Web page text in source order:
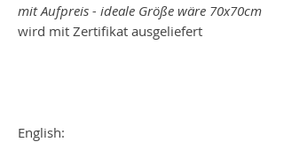
mit Aufpreis - ideale Größe wäre 70x70cm
wird mit Zertifikat ausgeliefert
English: